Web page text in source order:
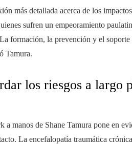
más detallada acerca de los
sufren un empeoramiento
formación, la prevención y el
Tamura.
los riesgos a largo
a manos de Shane Tamura pone en
La encefalopatía traumática